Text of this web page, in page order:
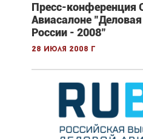
Пресс-конференция
Авиасалоне
России - 2008"
28 июля 2008 г